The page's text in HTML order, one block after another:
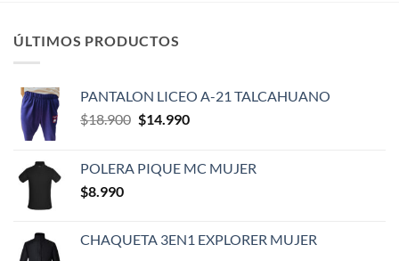
ÚLTIMOS PRODUCTOS
PANTALON LICEO A-21 TALCAHUANO
$18.900 El
era:
$14.990El
es:
POLERA PIQUE MC MUJER
$8.990
CHAQUETA 3EN1 EXPLORER MUJER